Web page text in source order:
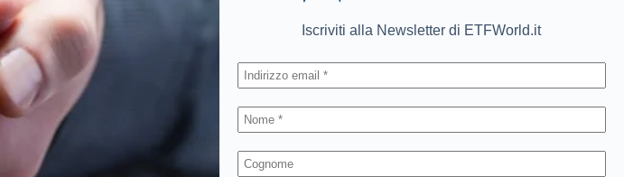
Iscriviti alla Newsletter di ETFWorld.it